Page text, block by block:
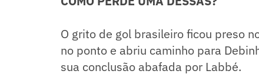
O grito de gol brasileiro ficou preso
no ponto e abriu caminho para
sua conclusão abafada por Labbé.